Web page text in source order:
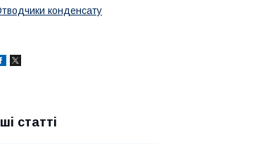
конденсату
статті